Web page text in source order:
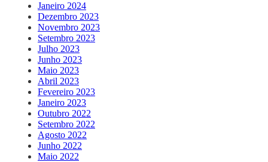
Janeiro 2024
Dezembro 2023
Novembro 2023
Setembro 2023
Julho 2023
Junho 2023
Maio 2023
Abril 2023
Fevereiro 2023
Janeiro 2023
Outubro 2022
Setembro 2022
Agosto 2022
Junho 2022
Maio 2022